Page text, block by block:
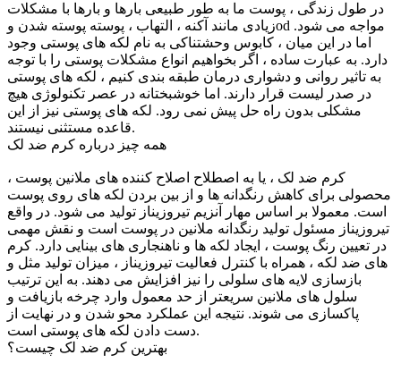
در طول زندگی ، پوست ما به طور طبیعی بارها و بارها با مشکلات
زیادی مانند آکنه ، التهاب ، پوسته پوسته شدن وod مواجه می شود.
اما در این میان ، کابوس وحشتناکی به نام لکه های پوستی وجود
دارد. به عبارت ساده ، اگر بخواهیم انواع مشکلات پوستی را با توجه
به تاثیر روانی و دشواری درمان طبقه بندی کنیم ، لکه های پوستی
در صدر لیست قرار دارند. اما خوشبختانه در عصر تکنولوژی هیچ
مشکلی بدون راه حل پیش نمی رود. لکه های پوستی نیز از این
قاعده مستثنی نیستند.
همه چیز درباره کرم ضد لک
کرم ضد لک ، یا به اصطلاح اصلاح کننده های ملانین پوست ،
محصولی برای کاهش رنگدانه ها و از بین بردن لکه های روی پوست
است. معمولا بر اساس مهار آنزیم تیروزیناز تولید می شود. در واقع
تیروزیناز مسئول تولید رنگدانه ملانین در پوست است و نقش مهمی
در تعیین رنگ پوست ، ایجاد لکه ها و ناهنجاری های بینایی دارد. کرم
های ضد لکه ، همراه با کنترل فعالیت تیروزیناز ، میزان تولید مثل و
بازسازی لایه های سلولی را نیز افزایش می دهند. به این ترتیب
سلول های ملانین سریعتر از حد معمول وارد چرخه بازیافت و
پاکسازی می شوند. نتیجه این عملکرد محو شدن و در نهایت از
دست دادن لکه های پوستی است.
بهترین کرم ضد لک چیست؟